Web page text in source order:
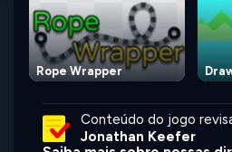
Rope Wrapper
Conteúdo do jogo
Jonathan Keefer